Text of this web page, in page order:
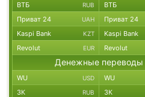
ВТБ RUB ВТБ
Приват 24 UAH Приват 24
Kaspi Bank KZT Kaspi Bank
Revolut EUR Revolut
Денежные переводы
WU USD WU
ЗК RUB ЗК